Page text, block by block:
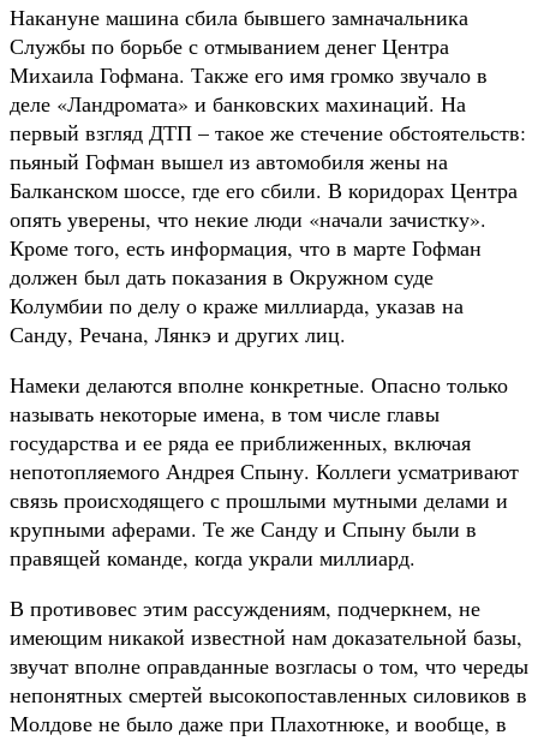
Накануне машина сбила бывшего замначальника
Службы по борьбе с отмыванием денег Центра
Михаила Гофмана. Также его имя громко звучало в
деле «Ландромата» и банковских махинаций. На
первый взгляд ДТП – такое же стечение обстоятельств:
пьяный Гофман вышел из автомобиля жены на
Балканском шоссе, где его сбили. В коридорах Центра
опять уверены, что некие люди «начали зачистку».
Кроме того, есть информация, что в марте Гофман
должен был дать показания в Окружном суде
Колумбии по делу о краже миллиарда, указав на
Санду, Речана, Лянкэ и других лиц.
Намеки делаются вполне конкретные. Опасно только
называть некоторые имена, в том числе главы
государства и ее ряда ее приближенных, включая
непотопляемого Андрея Спыну. Коллеги усматривают
связь происходящего с прошлыми мутными делами и
крупными аферами. Те же Санду и Спыну были в
правящей команде, когда украли миллиард.
В противовес этим рассуждениям, подчеркнем, не
имеющим никакой известной нам доказательной базы,
звучат вполне оправданные возгласы о том, что череды
непонятных смертей высокопоставленных силовиков в
Молдове не было даже при Плахотнюке, и вообще, в